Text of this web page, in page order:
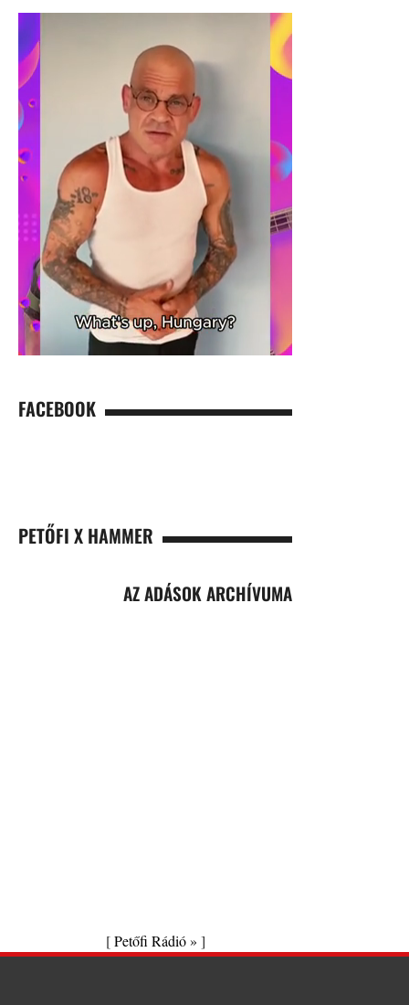
FACEBOOK
PETŐFI X HAMMER
AZ ADÁSOK ARCHÍVUMA
[Petőfi Rádió » ]